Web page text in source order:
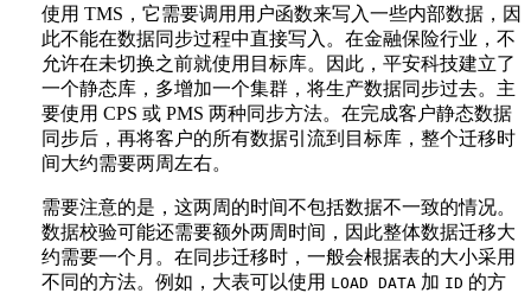
使用 TMS，它需要调用用户函数来写入一些内部数据，因
此不能在数据同步过程中直接写入。在金融保险行业，不
允许在未切换之前就使用目标库。因此，平安科技建立了
一个静态库，多增加一个集群，将生产数据同步过去。主
要使用 CPS 或 PMS 两种同步方法。在完成客户静态数据
同步后，再将客户的所有数据引流到目标库，整个迁移时
间大约需要两周左右。
需要注意的是，这两周的时间不包括数据不一致的情况。
数据校验可能还需要额外两周时间，因此整体数据迁移大
约需要一个月。在同步迁移时，一般会根据表的大小采用
不同的方法。例如，大表可以使用 LOAD DATA 加 ID 的方